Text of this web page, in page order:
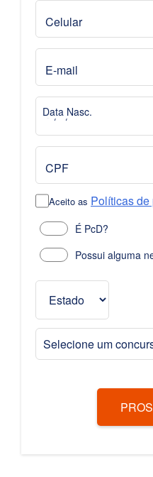
Celular
E-mail
Data Nasc.
CPF
Aceito as Políticas
É PcD?
Possui alguma
Selecione um